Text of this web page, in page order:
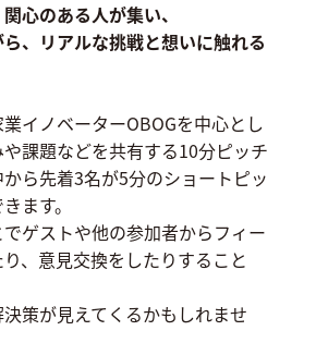
心のある人が集い、
、リアルな挑戦と想いに触れる
イノベーターOBOGを中心とし
課題などを共有する10分ピッチ
ら先着3名が5分のショートピッ
ます。
ゲストや他の参加者からフィー
、意見交換をしたりすること
策が見えてくるかもしれませ